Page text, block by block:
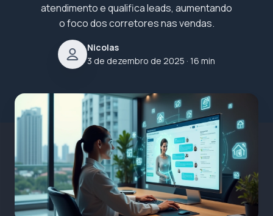
atendimento e qualifica leads, aumentando
o foco dos corretores nas vendas.
Nicolas
3 de dezembro de 2025 · 16 min